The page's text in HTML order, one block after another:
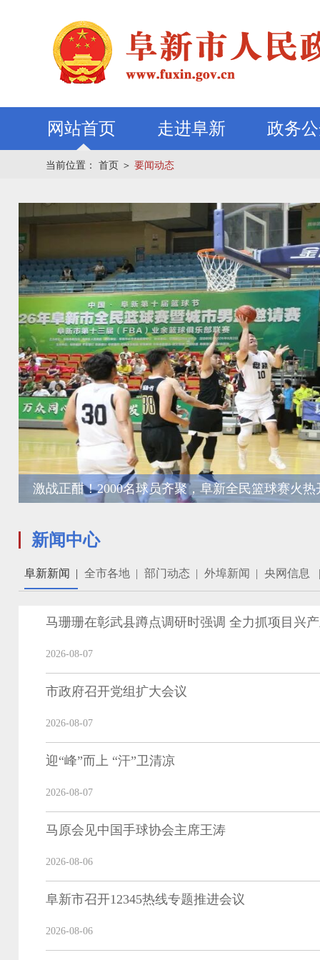
网站首页 走进阜新 政务
当前位置： 首页 ＞ 要闻动态
激战正酣！2000名球员齐聚，阜新全民篮球赛火热
新闻中心
阜新新闻 | 全市各地 | 部门动态 | 外埠新闻 | 央网信息 |
2026-08-07
市政府召开党组扩大会议
2026-08-07
迎“峰”而上 “汗”卫清凉
2026-08-07
马原会见中国手球协会主席王涛
2026-08-06
阜新市召开12345热线专题推进会议
2026-08-06